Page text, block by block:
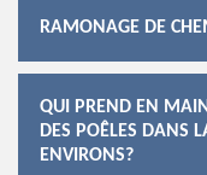
RAMONAGE DE
QUI PREND EN
DES POÊLES DANS
ENVIRONS?